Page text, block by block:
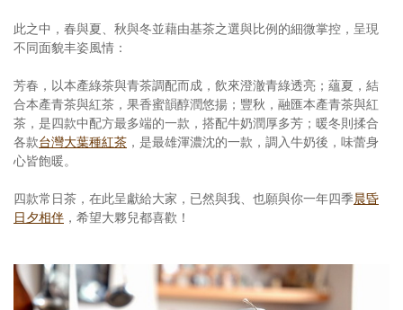
此之中，春與夏、秋與冬並藉由基茶之選與比例的細微掌控，呈現
不同面貌丰姿風情：
芳春，以本產綠茶與青茶調配而成，飲來澄澈青綠透亮；蘊夏，結
合本產青茶與紅茶，果香蜜韻醇潤悠揚；豐秋，融匯本產青茶與紅
茶，是四款中配方最多端的一款，搭配牛奶潤厚多芳；暖冬則揉合
各款台灣大葉種紅茶 ，是最雄渾濃沈的一款，調入牛奶後，味蕾身
心皆飽暖。
四款常日茶，在此呈獻給大家，已然與我、也願與你一年四季晨昏
日夕相伴 ，希望大夥兒都喜歡！